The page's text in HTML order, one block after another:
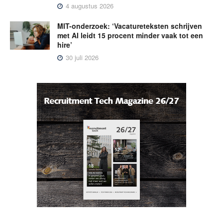
4 augustus 2026
MIT-onderzoek: ‘Vacatureteksten schrijven
met AI leidt 15 procent minder vaak tot een
hire’
30 juli 2026